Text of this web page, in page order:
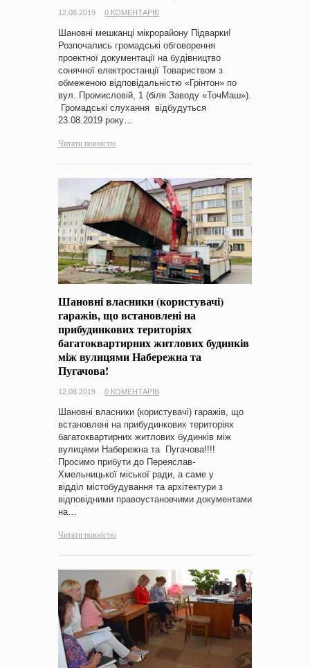
12.08.2019 0 КОМЕНТАРІВ
Шановні мешканці мікрорайону Підварки!
Розпочались громадські обговорення
проектної документації на будівництво
сонячної електростанції Товариством з
обмеженою відповідальністю «Грінтон» по
вул. Промисловій, 1 (біля Заводу «ТочМаш»).
Громадські слухання відбудуться
23.08.2019 року…
Читати повністю
Шановні власники (користувачі)
гаражів, що встановлені на
прибудинкових територіях
багатоквартирних житлових будинків
між вулицями Набережна та
Пугачова!
12.08.2019 0 КОМЕНТАРІВ
Шановні власники (користувачі) гаражів, що
встановлені на прибудинкових територіях
багатоквартирних житлових будинків між
вулицями Набережна та Пугачова!!!!
Просимо прибути до Переяслав-
Хмельницької міської ради, а саме у
відділ містобудування та архітектури з
відповідними правоустановчими документами
на…
Читати повністю